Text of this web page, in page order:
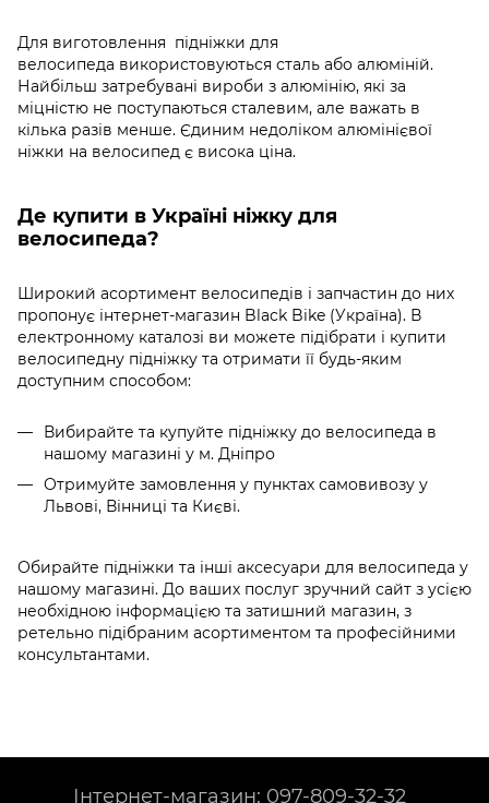
Для виготовлення підніжки для
велосипеда використовуються сталь або алюміній.
Найбільш затребувані вироби з алюмінію, які за
міцністю не поступаються сталевим, але важать в
кілька разів менше. Єдиним недоліком алюмінієвої
ніжки на велосипед є висока ціна.
Де купити в Україні ніжку для
велосипеда?
Широкий асортимент велосипедів і запчастин до них
пропонує інтернет-магазин Black Bike (Україна). В
електронному каталозі ви можете підібрати і купити
велосипедну підніжку та отримати її будь-яким
доступним способом:
Вибирайте та купуйте підніжку до велосипеда в
нашому магазині у м. Дніпро
Отримуйте замовлення у пунктах самовивозу у
Львові, Вінниці та Києві.
Обирайте підніжки та інші аксесуари для велосипеда у
нашому магазині. До ваших послуг зручний сайт з усією
необхідною інформацією та затишний магазин, з
ретельно підібраним асортиментом та професійними
консультантами.
Інтернет-магазин: 097-809-32-32